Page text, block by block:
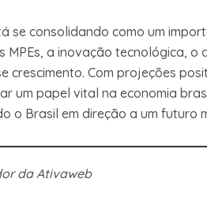
se consolidando como um
MPEs, a inovação tecnológica,
crescimento. Com projeções
um papel vital na economia
o Brasil em direção a um futuro
da Ativaweb